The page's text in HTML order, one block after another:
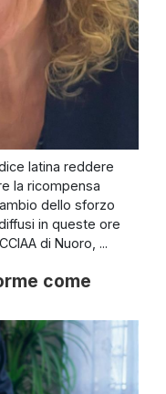
latina reddere
la ricompensa
dello sforzo
in queste ore
di Nuoro, ...
come